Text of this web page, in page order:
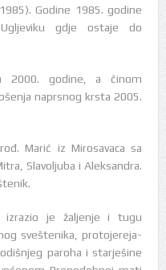
Godine 1985. godine
gdje ostaje do
2000. godine, a činom
naprsnog krsta 2005.
Marić iz Mirosavaca sa
Slavoljuba i Aleksandra.
izrazio je žaljenje i tugu
sveštenika, protojereja-
paroha i starješine